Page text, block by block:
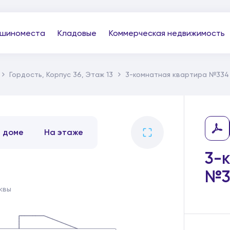
Кладовые Коммерческая недвижимость
Гордость, Корпус 36, Этаж 13 3-комнатная квартира №334
3-
доме На этаже